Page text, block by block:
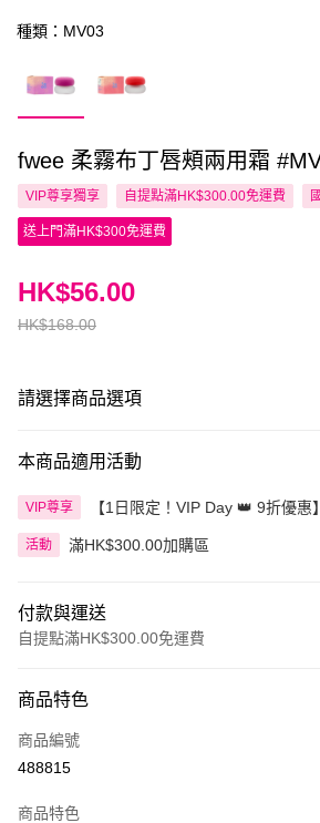
種類：MV03
fwee 柔霧布丁唇頰兩用霜
VIP尊享獨享 自提點滿HK$300.00免運費
送上門滿HK$300免運費
HK$168.00
HK$56.00
請選擇商品選項
本商品適用活動
VIP尊享 【1日限定！VIP Day 👑 9折優惠】
活動 滿HK$300.00加購區
付款與運送
自提點滿HK$300.00免運費
信用卡
Apple Pay
商品特色
商品編號
488815
商品特色